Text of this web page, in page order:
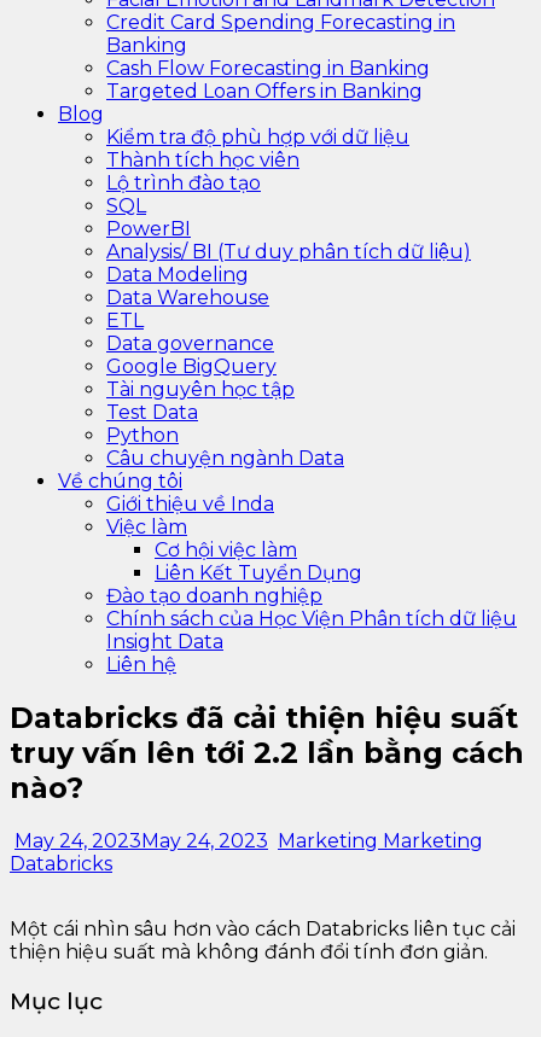
Credit Card Spending Forecasting in
Banking
Cash Flow Forecasting in Banking
Targeted Loan Offers in Banking
Blog
Kiểm tra độ phù hợp với dữ liệu
Thành tích học viên
Lộ trình đào tạo
SQL
PowerBI
Analysis/ BI (Tư duy phân tích dữ liệu)
Data Modeling
Data Warehouse
ETL
Data governance
Google BigQuery
Tài nguyên học tập
Test Data
Python
Câu chuyện ngành Data
Về chúng tôi
Giới thiệu về Inda
Việc làm
Cơ hội việc làm
Liên Kết Tuyển Dụng
Đào tạo doanh nghiệp
Chính sách của Học Viện Phân tích dữ liệu
Insight Data
Liên hệ
Databricks đã cải thiện hiệu suất
truy vấn lên tới 2.2 lần bằng cách
nào?
May 24, 2023May 24, 2023 Marketing Marketing
Databricks
Một cái nhìn sâu hơn vào cách Databricks liên tục cải
thiện hiệu suất mà không đánh đổi tính đơn giản.
Mục lục